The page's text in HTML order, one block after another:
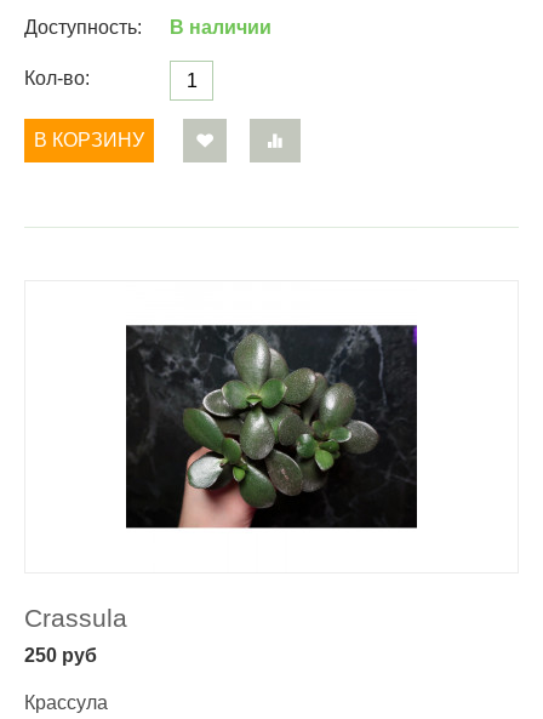
Доступность: В наличии
Кол-во:
В КОРЗИНУ
Crassula
250 руб
Крассула